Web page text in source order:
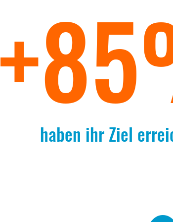
haben ihr Ziel